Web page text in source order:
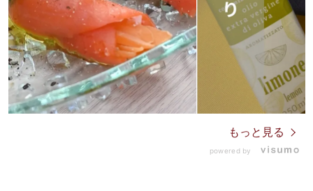
もっと見る
powered by